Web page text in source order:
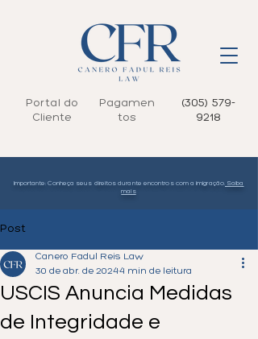
Portal do
Cliente
Pagamen
tos
(305) 579-
9218
Importante: Conheça seus direitos durante encontros com a imigração.Saiba
mais
Post
USCIS Anuncia Medidas
de Integridade e
Canero Fadul Reis Law
30 de abr. de 20244 min de leitura